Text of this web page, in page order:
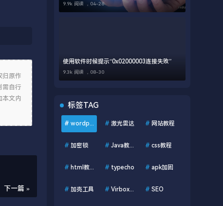
归原作
需自行
本文内
下一篇 »
9.9k 阅读 ， 04-28
使用软件时候提示“0x02000003连接失败”
9.3k 阅读 ， 08-30
标签TAG
# wordpress # 激光雷达 # 网站教程
# 加密锁 # Java教程 # css教程
# html教程 # typecho # apk加固
# 加壳工具 # VirboxLM # SEO